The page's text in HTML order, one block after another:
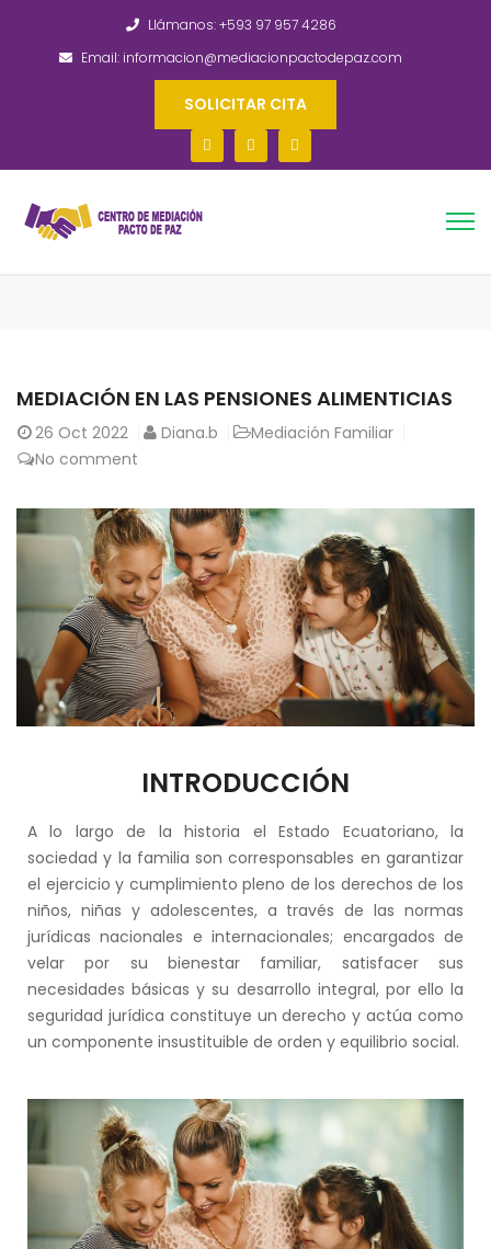
Llámanos: +593 97 957 4286
Email: informacion@mediacionpactodepaz.com
SOLICITAR CITA
MEDIACIÓN EN LAS PENSIONES ALIMENTICIAS
26 Oct 2022 Diana.b
Mediación Familiar
No comment
INTRODUCCIÓN
A lo largo de la historia el Estado Ecuatoriano, la
sociedad y la familia son corresponsables en garantizar
el ejercicio y cumplimiento pleno de los derechos de los
niños, niñas y adolescentes, a través de las normas
jurídicas nacionales e internacionales; encargados de
velar por su bienestar familiar, satisfacer sus
necesidades básicas y su desarrollo integral, por ello la
seguridad jurídica constituye un derecho y actúa como
un componente insustituible de orden y equilibrio social.